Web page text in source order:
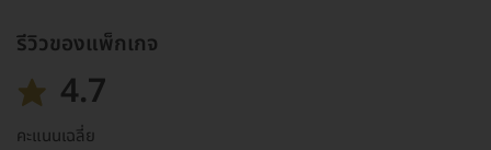
รีวิวของแพ็กเกจ
4.7
คะแนนเฉลี่ย